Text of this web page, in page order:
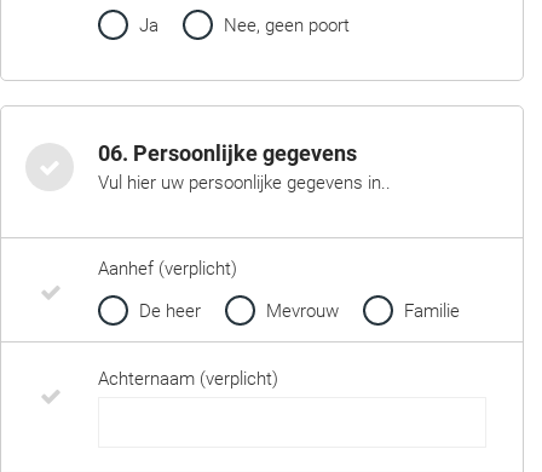
Ja Nee, geen poort
06. Persoonlijke gegevens
Vul hier uw persoonlijke gegevens in..
Aanhef (verplicht)
De heer
Mevrouw Familie
Achternaam (verplicht)